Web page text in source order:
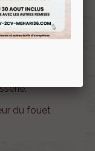
2cv
du fouet